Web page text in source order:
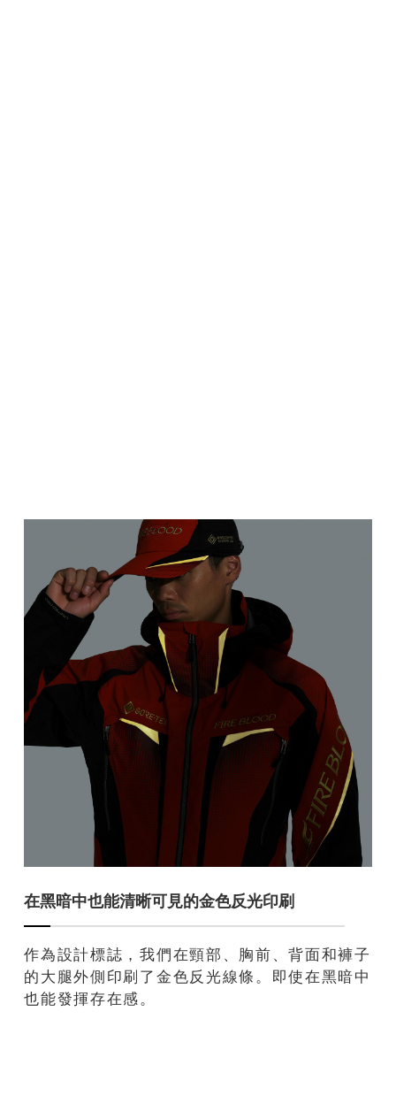
在黑暗中也能清晰可見的金色反光印刷
作為設計標誌，我們在頸部、胸前、背面和褲子
的大腿外側印刷了金色反光線條。即使在黑暗中
也能發揮存在感。